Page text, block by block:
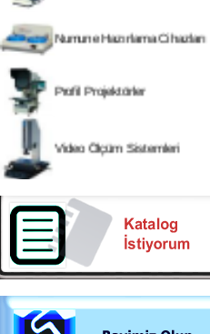
3 Boyutlu Ölçüm Cihazları
Çekme Kopma Test Cihazları